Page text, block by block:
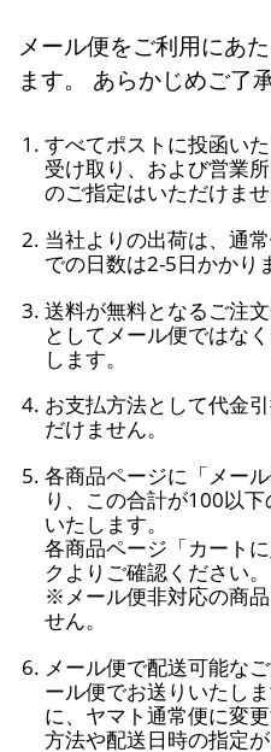
メール便をご利用にあ
ます。 あらかじめご了
すべてポストに投函い
受け取り、および営業
のご指定はいただけませ
当社よりの出荷は、通
での日数は2-5日かかり
送料が無料となるご注
としてメール便ではな
します。
お支払方法として代金
だけません。
各商品ページに「メー
り、この合計が100以
いたします。
各商品ページ「カート
クよりご確認ください。
※メール便非対応の商
せん。
メール便で配送可能な
ール便でお送りいたし
に、ヤマト通常便に変
方法や配送日時の指定